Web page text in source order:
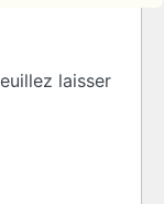
laisser